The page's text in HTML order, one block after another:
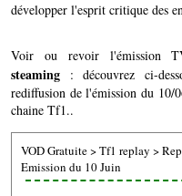
développer l'esprit critique des
Voir ou revoir l'émission
steaming : découvrez ci-
rediffusion de l'émission du 10/
chaine Tf1..
VOD Gratuite>Tf1 replay >
Emission du 10 Juin